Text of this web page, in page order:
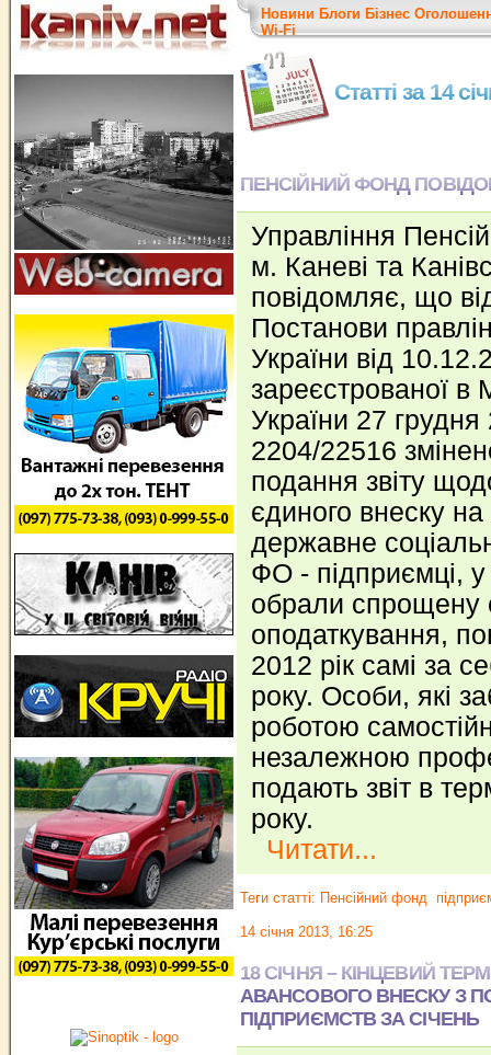
Новини Блоги Бізнес
Wi-Fi
Статті за 14
ПЕНСІЙНИЙ ФОНД
Управління
м. Каневі та
повідомляє, що
Постанови
України від
зареєстрованої в
України 27
2204/22516
подання звіту
єдиного внеску на
державне
ФО - підприємці, у
обрали спрощену
оподаткування,
2012 рік самі за
року. Особи, які
роботою
незалежною
подають звіт в
року.
Читати...
Теги статті: Пенсійний фонд
14 січня 2013, 16:25
18 СІЧНЯ – КІНЦЕВИЙ
АВАНСОВОГО ВНЕСКУ З
ПІДПРИЄМСТВ ЗА СІЧЕНЬ